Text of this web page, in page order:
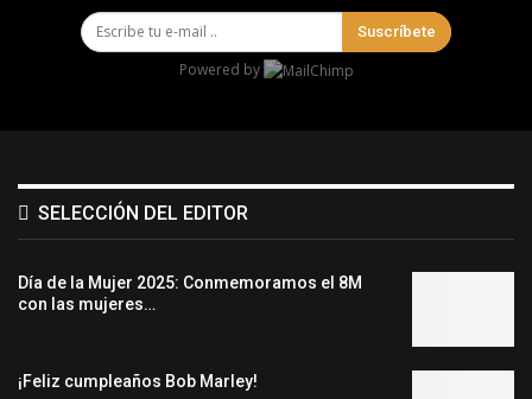
Suscríbete
Powered by
SELECCIÓN DEL EDITOR
Día de la Mujer 2025: Conmemoramos el 8M
con las mujeres…
¡Feliz cumpleaños Bob Marley!